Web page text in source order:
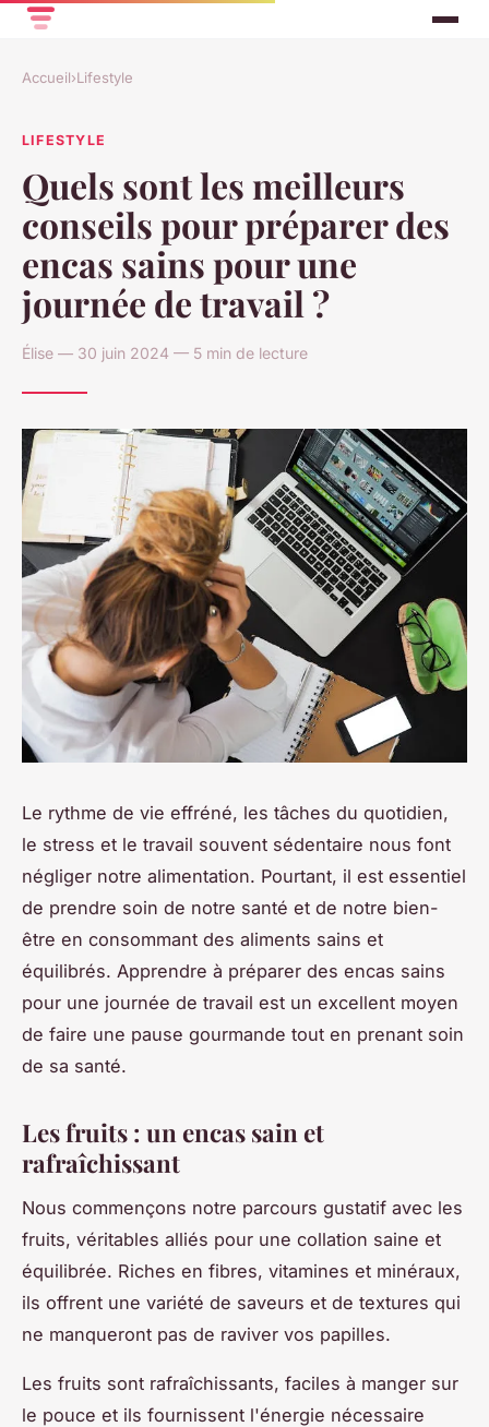
Accueil›Lifestyle
LIFESTYLE
Quels sont les meilleurs
conseils pour préparer des
encas sains pour une
journée de travail ?
Élise — 30 juin 2024 — 5 min de lecture
Le rythme de vie effréné, les tâches du quotidien,
le stress et le travail souvent sédentaire nous font
négliger notre alimentation. Pourtant, il est essentiel
de prendre soin de notre santé et de notre bien-
être en consommant des aliments sains et
équilibrés. Apprendre à préparer des encas sains
pour une journée de travail est un excellent moyen
de faire une pause gourmande tout en prenant soin
de sa santé.
Les fruits : un encas sain et
rafraîchissant
Nous commençons notre parcours gustatif avec les
fruits, véritables alliés pour une collation saine et
équilibrée. Riches en fibres, vitamines et minéraux,
ils offrent une variété de saveurs et de textures qui
ne manqueront pas de raviver vos papilles.
Les fruits sont rafraîchissants, faciles à manger sur
le pouce et ils fournissent l'énergie nécessaire